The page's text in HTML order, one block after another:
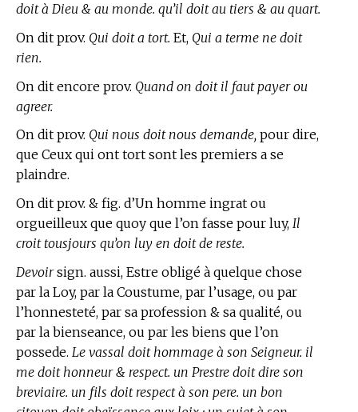
doit à Dieu & au monde. qu’il doit au tiers & au quart.
On dit prov. Qui doit a tort. Et, Qui a terme ne doit
rien.
On dit encore prov. Quand on doit il faut payer ou
agreer.
On dit prov. Qui nous doit nous demande, pour dire,
que Ceux qui ont tort sont les premiers a se
plaindre.
On dit prov. & fig. d’Un homme ingrat ou
orgueilleux que quoy que l’on fasse pour luy, Il
croit tousjours qu’on luy en doit de reste.
Devoirsign. aussi, Estre obligé à quelque chose
par la Loy, par la Coustume, par l’usage, ou par
l’honnesteté, par sa profession & sa qualité, ou
par la bienseance, ou par les biens que l’on
possede. Le vassal doit hommage à son Seigneur. il
me doit honneur & respect. un Prestre doit dire son
breviaire. un fils doit respect à son pere. un bon